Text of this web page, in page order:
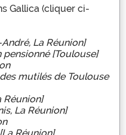
Gallica (cliquer ci-
La Réunion]
[Toulouse]
mutilés de Toulouse
Réunion]
La Réunion]